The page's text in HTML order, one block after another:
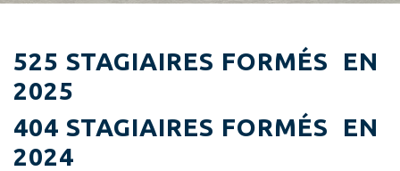
525 STAGIAIRES FORMÉS EN
2025
404 STAGIAIRES FORMÉS EN
2024